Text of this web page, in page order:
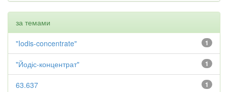
за темами
1
"Iodis-concentrate"
1
"Йодіс-концентрат"
1
63.637